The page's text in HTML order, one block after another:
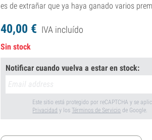
es de extrañar que ya haya ganado varios
40,00 € IVA incluído
Sin stock
Notificar cuando vuelva a estar en stock:
Este sitio está protegido por reCAPTCHA y se
Privacidad y losTérminos de Servicio de Google.